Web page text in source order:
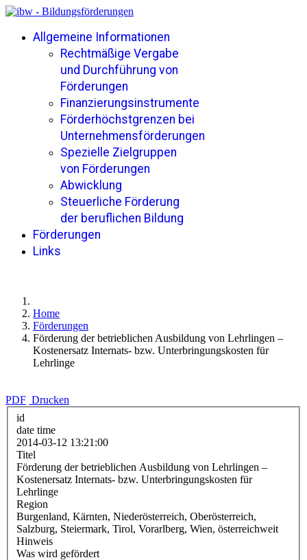
Allgemeine Informationen
Rechtmäßige Vergabe
und Durchführung von
Förderungen
Finanzierungsinstrumente
Förderhöchstgrenzen bei
Unternehmensförderungen
Spezielle Zielgruppen
von Förderungen
Abwicklung
Steuerliche Förderung
der beruflichen Bildung
Förderungen
Links
Home
Förderungen
Förderung der betrieblichen Ausbildung von Lehrlingen –
Kostenersatz Internats- bzw. Unterbringungskosten für
Lehrlinge
PDF Drucken
id
date time
2014-03-12 13:21:00
Titel
Förderung der betrieblichen Ausbildung von Lehrlingen –
Kostenersatz Internats- bzw. Unterbringungskosten für
Lehrlinge
Region
Burgenland, Kärnten, Niederösterreich, Oberösterreich,
Salzburg, Steiermark, Tirol, Vorarlberg, Wien, österreichweit
Hinweis
Was wird gefördert